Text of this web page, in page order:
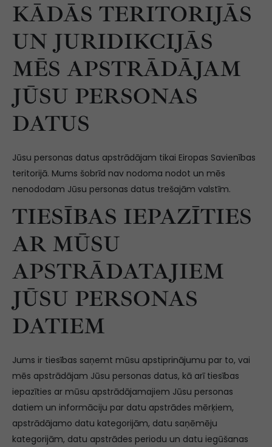
KĀDĀS TERITORIJĀS
UN JURIDIKCIJĀS
MĒS APSTRĀDĀJAM
JŪSU PERSONAS
DATUS
Jūsu personas datus apstrādājam tikai Eiropas Savienības
teritorijā. Mums šobrīd nav nodoma nodot un mēs
nenododam Jūsu personas datus trešajām valstīm.
TIESĪBAS IEPAZĪTIES
AR MŪSU
APSTRĀDATAJIEM
JŪSU PERSONAS
DATIEM
Jums ir tiesības saņemt mūsu apstiprinājumu par to, vai
mēs apstrādājam Jūsu personas datus, kā arī tiesības
iepazīties ar mūsu apstrādājamajiem Jūsu personas
datiem un informāciju par datu apstrādes mērķiem,
apstrādājamo datu kategorijām, datu saņēmēju
kategorijām, datu apstrādes periodu un datu iegūšanas